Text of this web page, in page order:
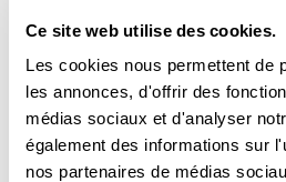
Ce site web utilise des cookies.
Les cookies nous permettent de
les annonces, d'offrir des
médias sociaux et d'analyser
également des informations sur
nos partenaires de médias
Un abonnement
un peu plus cher
Une
deux fois
Mauvais
d’énergie